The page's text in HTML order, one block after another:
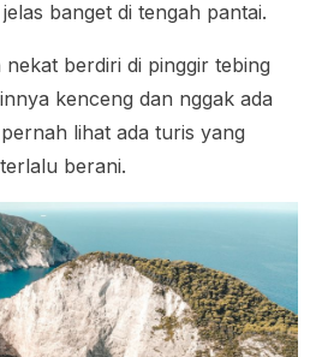
banget di tengah pantai.
berdiri di pinggir tebing
kenceng dan nggak ada
lihat ada turis yang
berani.